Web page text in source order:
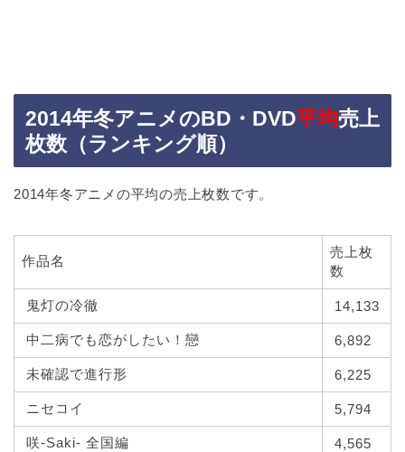
2014年冬アニメのBD・DVD平均売上
枚数（ランキング順）
2014年冬アニメの平均の売上枚数です。
作品名
売上枚
数
鬼灯の冷徹 14,133
中二病でも恋がしたい！戀 6,892
未確認で進行形 6,225
ニセコイ 5,794
咲-Saki- 全国編 4,565